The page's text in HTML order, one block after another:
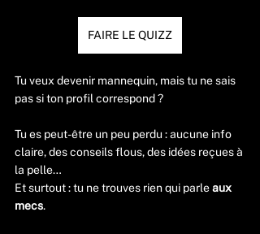
FAIRE LE QUIZZ
Tu veux devenir mannequin, mais tu ne sais
pas si ton profil correspond ?
Tu es peut-être un peu perdu : aucune info
claire, des conseils flous, des idées reçues à
la pelle…
Et surtout : tu ne trouves rien qui parle aux
mecs.